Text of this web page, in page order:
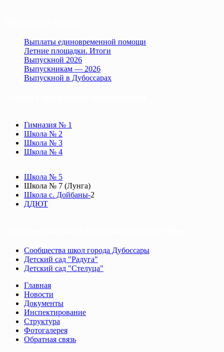
Выплаты единовременной помощи
Летние площадки. Итоги
Выпускной 2026
Выпускникам — 2026
Выпускной в Дубоссарах
Гимназия № 1
Школа № 2
Школа № 3
Школа № 4
Школа № 5
Школа № 7 (Лунга)
Школа с. Дойбаны-2
ДДЮТ
Сообщества школ города Дубоссары
Детский сад "Радуга"
Детский сад "Стелуца"
Главная
Новости
Документы
Инспектирование
Структура
Фотогалерея
Обратная связь